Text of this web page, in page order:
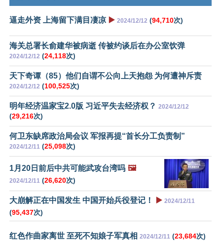
逼走外资 上海留下满目凄凉 ▶️ 2024/12/12 (94,710次)
海关总署长俞建华被病逝 传被约谈后在办公室饮弹
2024/12/12 (24,118次)
天下奇谭（85）他们自谓不公向上天抱怨 为何遭神斥责
2024/12/12 (100,525次)
明年经济温家宝2.0版 习近平失去经济权？ 2024/12/12
(29,216次)
何卫东缺席政治局会议 军报再提“首长分工负责制”
2024/12/11 (25,098次)
1月20日前后中共可能武攻台湾吗 🖼️
2024/12/11 (26,620次)
大崩解正在中国发生 中国开始兵役登记！ ▶️ 2024/12/11
(95,437次)
红色作曲家离世 至死不知娘子军真相 2024/12/11 (23,684次)